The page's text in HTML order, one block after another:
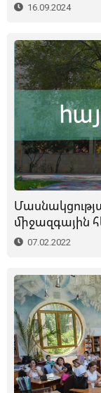
16.09.2024
միջազգային
07.02.2022